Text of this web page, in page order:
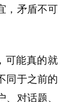
，矛盾不可
可能真的就
同于之前的
对话题、